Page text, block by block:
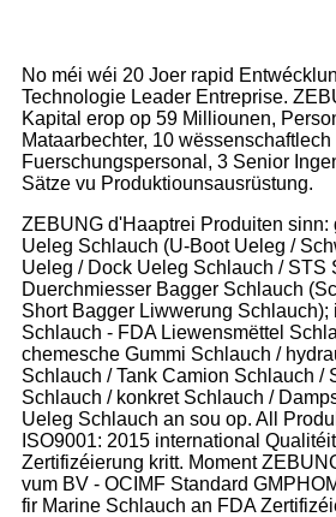
No méi wéi 20 Joer rapid
Technologie Leader Entreprise.
Kapital erop op 59 Milliounen,
Mataarbechter, 10 wëssenschaftlech
Fuerschungspersonal, 3 Senior
Sätze vu Produktiounsausrüstung.
ZEBUNG d'Haaptrei Produiten sinn:
Ueleg Schlauch (U-Boot Ueleg /
Ueleg / Dock Ueleg Schlauch / STS
Duerchmiesser Bagger Schlauch
Short Bagger Liwwerung Schlauch);
Schlauch - FDA Liewensmëttel
chemesche Gummi Schlauch /
Schlauch / Tank Camion Schlauch /
Schlauch / konkret Schlauch /
Ueleg Schlauch an sou op. All
ISO9001: 2015 international
Zertifizéierung kritt. Moment
vum BV - OCIMF Standard
fir Marine Schlauch an FDA